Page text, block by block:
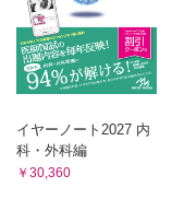
イヤーノート2027 内
科・外科編
￥30,360